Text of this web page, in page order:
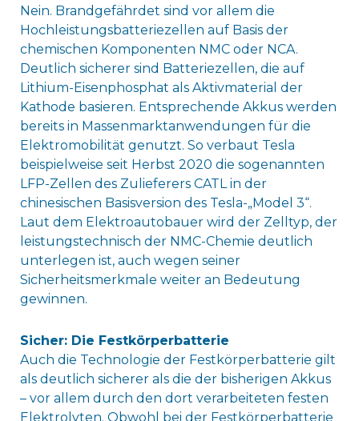
Nein. Brandgefährdet sind vor allem die
Hochleistungsbatteriezellen auf Basis der
chemischen Komponenten NMC oder NCA.
Deutlich sicherer sind Batteriezellen, die auf
Lithium-Eisenphosphat als Aktivmaterial der
Kathode basieren. Entsprechende Akkus werden
bereits in Massenmarktanwendungen für die
Elektromobilität genutzt. So verbaut Tesla
beispielweise seit Herbst 2020 die sogenannten
LFP-Zellen des Zulieferers CATL in der
chinesischen Basisversion des Tesla-„Model 3“.
Laut dem Elektroautobauer wird der Zelltyp, der
leistungstechnisch der NMC-Chemie deutlich
unterlegen ist, auch wegen seiner
Sicherheitsmerkmale weiter an Bedeutung
gewinnen.
Sicher: Die Festkörperbatterie
Auch die Technologie der Festkörperbatterie gilt
als deutlich sicherer als die der bisherigen Akkus
– vor allem durch den dort verarbeiteten festen
Elektrolyten. Obwohl bei der Festkörperbatterie